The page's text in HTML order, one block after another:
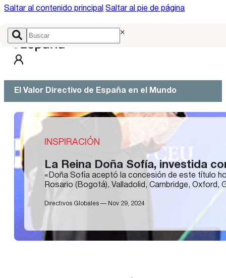
Saltar al contenido principal Saltar al pie de página
×
El Valor Directivo de España en el Mundo
INSPIRACIÓN
La Reina Doña Sofía, investida
«Doña Sofía aceptó la concesión de este título
Rosario (Bogotá), Valladolid, Cambridge,
Directivos Globales — Nov 29, 2024